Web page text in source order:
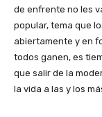
de enfrente no les
popular, tema que
abiertamente y en
todos ganen, es
que salir de la
la vida a las y los